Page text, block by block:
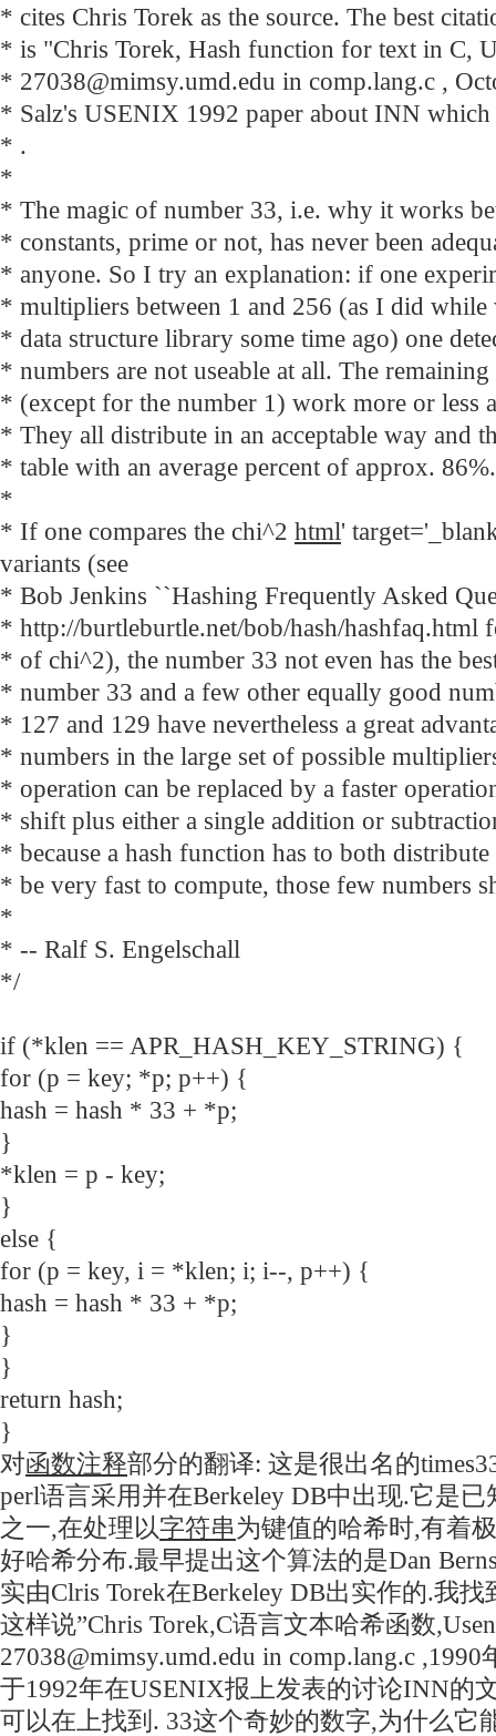
* cites Chris Torek as the source. The best
* is "Chris Torek, Hash function for text in C,
* 27038@mimsy.umd.edu in comp.lang.c ,
* Salz's USENIX 1992 paper about INN which
* .
*
* The magic of number 33, i.e. why it works
* constants, prime or not, has never been
* anyone. So I try an explanation: if one
* multipliers between 1 and 256 (as I did
* data structure library some time ago) one
* numbers are not useable at all. The
* (except for the number 1) work more or less
* They all distribute in an acceptable way and
* table with an average percent of approx. 86%.
*
* If one compares the chi^2 html'
variants (see
* Bob Jenkins ``Hashing Frequently Asked
* http://burtleburtle.net/bob/hash/hashfaq.html
* of chi^2), the number 33 not even has the
* number 33 and a few other equally good
* 127 and 129 have nevertheless a great
* numbers in the large set of possible
* operation can be replaced by a faster
* shift plus either a single addition or
* because a hash function has to both
* be very fast to compute, those few numbers
*
* -- Ralf S. Engelschall
*/
if (*klen == APR_HASH_KEY_STRING) {
for (p = key; *p; p++) {
hash = hash * 33 + *p;
}
*klen = p - key;
}
else {
for (p = key, i = *klen; i; i--, p++) {
hash = hash * 33 + *p;
}
}
return hash;
}
对函数注释部分的翻译: 这是很出名的
perl语言采用并在Berkeley DB中出现.它是
之一,在处理以字符串 为键值的哈希时,有着
好哈希分布.最早提出这个算法的是Dan
实由Clris Torek在Berkeley DB出实作的.我
这样说”Chris Torek,C语言文本哈希函数
27038@mimsy.umd.edu in comp.lang.c ,1990
于1992年在USENIX报上发表的讨论INN的
可以在上找到. 33这个奇妙的数字,为什么它